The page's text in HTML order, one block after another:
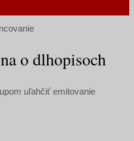
o dlhopisoch
uľahčiť emitovanie